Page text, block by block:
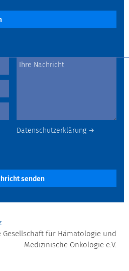
Datenschutzerklärung →
senden
Gesellschaft für Hämatologie und
Medizinische Onkologie e.V.